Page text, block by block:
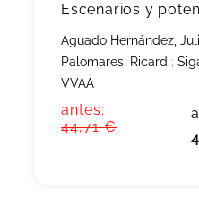
Escenarios y
Aguado Hernández,
Palomares, Ricard ;
VVAA
antes:
44,71 €